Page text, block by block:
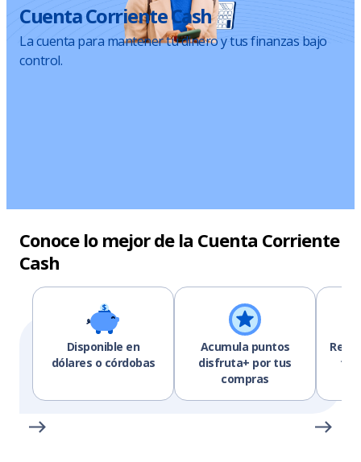
Cuenta Corriente Cash
La cuenta para mantener tu dinero y tus finanzas bajo
control.
Conoce lo mejor de la Cuenta Corriente
Cash
Disponible en
dólares o córdobas
Acumula puntos
disfruta+ por tus
compras